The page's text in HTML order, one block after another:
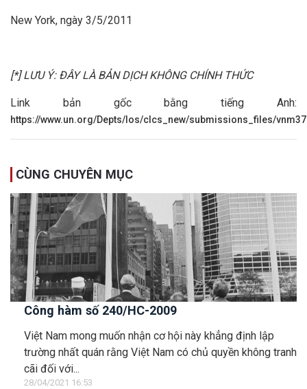
New York, ngày 3/5/2011
[*] LƯU Ý: ĐÂY LÀ BẢN DỊCH KHÔNG CHÍNH THỨC
Link bản gốc bằng tiếng Anh:
https://www.un.org/Depts/los/clcs_new/submissions_files/
CÙNG CHUYÊN MỤC
Công hàm số 240/HC-2009
Việt Nam mong muốn nhận cơ hội này khẳng định lập
trường nhất quán rằng Việt Nam có chủ quyền không tranh
cãi đối với...
28/04/2021 16:53